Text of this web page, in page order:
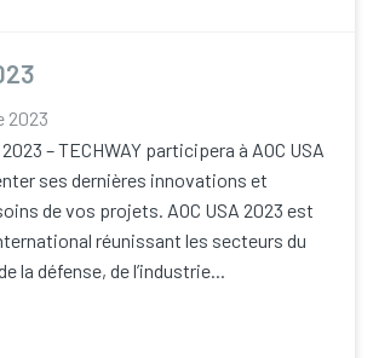
2023
2023 – TECHWAY participera à AOC USA
ses dernières innovations et
de vos projets. AOC USA 2023 est
réunissant les secteurs du
la défense, de l’industrie...